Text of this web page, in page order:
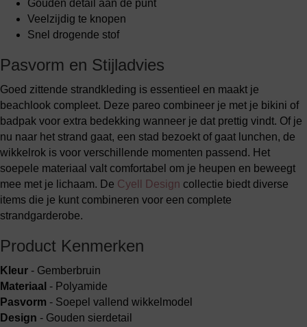
Gouden detail aan de punt
Veelzijdig te knopen
Snel drogende stof
Pasvorm en Stijladvies
Goed zittende strandkleding is essentieel en maakt je
beachlook compleet. Deze pareo combineer je met je bikini of
badpak voor extra bedekking wanneer je dat prettig vindt. Of je
nu naar het strand gaat, een stad bezoekt of gaat lunchen, de
wikkelrok is voor verschillende momenten passend. Het
soepele materiaal valt comfortabel om je heupen en beweegt
mee met je lichaam. De Cyell Design collectie biedt diverse
items die je kunt combineren voor een complete
strandgarderobe.
Product Kenmerken
Kleur - Gemberbruin
Materiaal - Polyamide
Pasvorm - Soepel vallend wikkelmodel
Design - Gouden sierdetail